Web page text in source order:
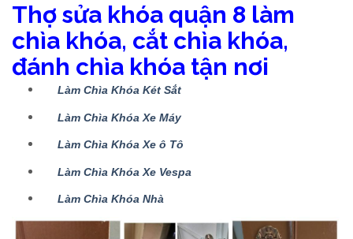
Thợ sửa khóa quận 8 làm
chìa khóa, cắt chìa khóa,
đánh chìa khóa tận nơi
Làm Chìa Khóa Két Sắt
Làm Chìa Khóa Xe Máy
Làm Chìa Khóa Xe ô Tô
Làm Chìa Khóa Xe Vespa
Làm Chìa Khóa Nhà